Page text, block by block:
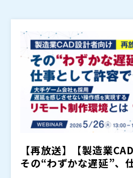
【再放送】【製造業
その“わずかな遅延”、